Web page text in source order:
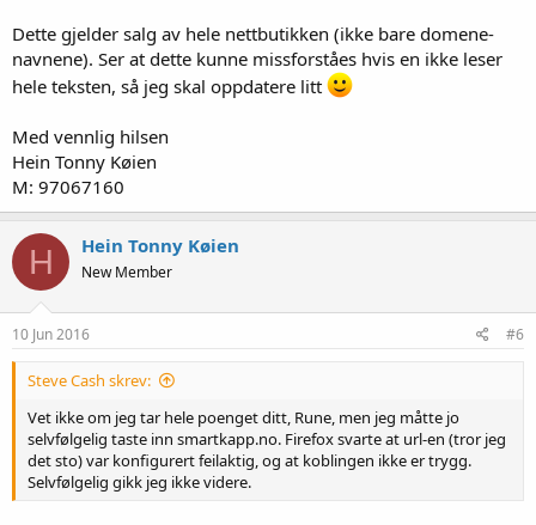
Dette gjelder salg av hele nettbutikken (ikke bare domene-
navnene). Ser at dette kunne missforståes hvis en ikke leser
hele teksten, så jeg skal oppdatere litt
Med vennlig hilsen
Hein Tonny Køien
M: 97067160
H Hein Tonny Køien
New Member
10 Jun 2016 #6
Steve Cash skrev:
Vet ikke om jeg tar hele poenget ditt, Rune, men jeg måtte jo
selvfølgelig taste inn smartkapp.no. Firefox svarte at url-en (tror jeg
det sto) var konfigurert feilaktig, og at koblingen ikke er trygg.
Selvfølgelig gikk jeg ikke videre.